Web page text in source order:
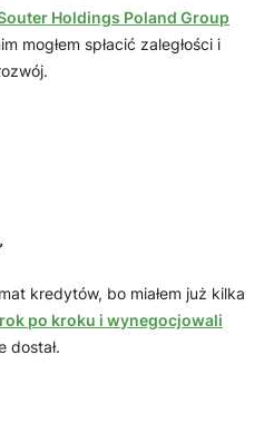
Holdings Poland Group
mogłem spłacić zaległości i
kredytów, bo miałem już kilka
po kroku i wynegocjowali
dostał.